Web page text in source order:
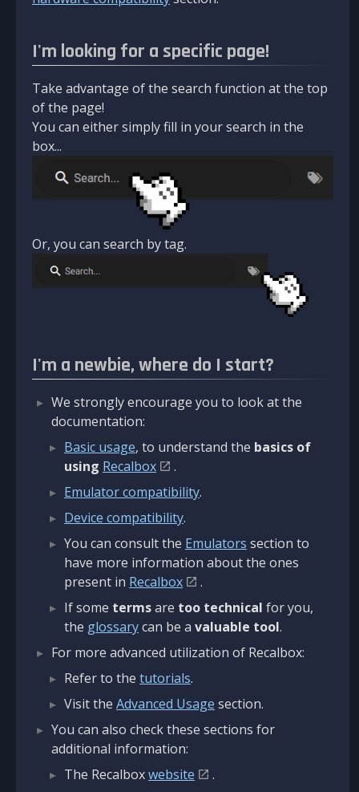
I'm looking for a specific page!
Take advantage of the search function at the top
of the page!
You can either simply fill in your search in the
box...
Or, you can search by tag.
I'm a newbie, where do I start?
We strongly encourage you to look at the
documentation:
Basic usage, to understand the basics of
using Recalbox
.
Emulator compatibility.
Device compatibility.
You can consult the Emulators section to
have more information about the ones
present in Recalbox
.
If some termsare too technical for you,
the glossarycan be a valuable tool.
For more advanced utilization of Recalbox:
Refer to the tutorials.
Visit the Advanced Usage section.
You can also check these sections for
additional information:
The Recalboxwebsite
.